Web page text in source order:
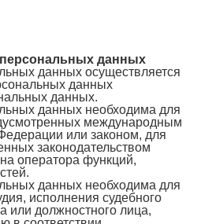
данных
данных осуществляется
данных
данных.
данных необходима для
международным
или законом, для
законодательством
оператора функций,
данных необходима для
исполнения судебного
или должностного лица,